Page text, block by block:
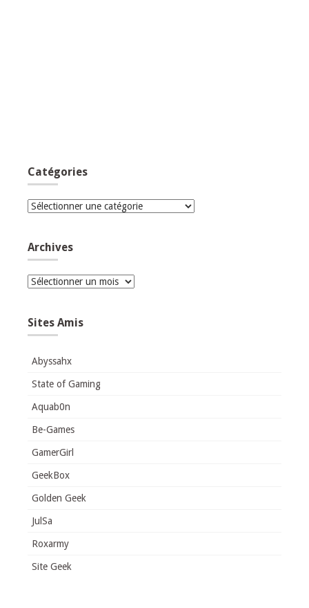
Catégories
Catégories
Archives
Archives
Sites Amis
Abyssahx
State of Gaming
Aquab0n
Be-Games
GamerGirl
GeekBox
Golden Geek
JulSa
Roxarmy
Site Geek